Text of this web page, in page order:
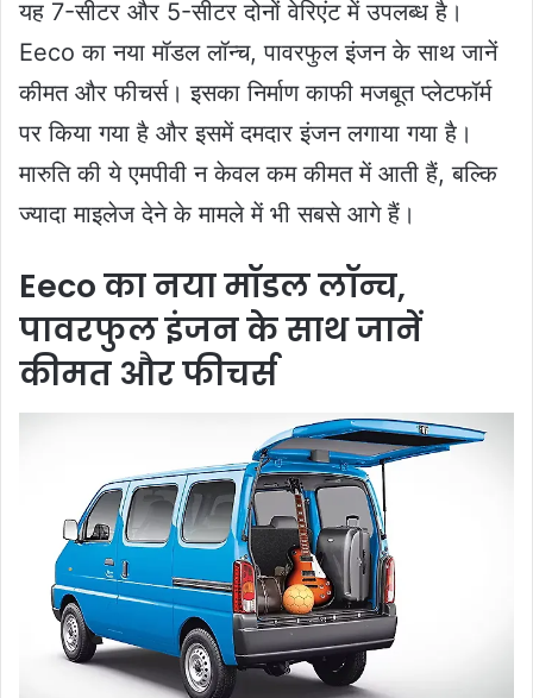
यह 7-सीटर और 5-सीटर दोनों वेरिएंट में उपलब्ध है।
Eeco का नया मॉडल लॉन्च, पावरफुल इंजन के साथ जानें
कीमत और फीचर्स। इसका निर्माण काफी मजबूत प्लेटफॉर्म
पर किया गया है और इसमें दमदार इंजन लगाया गया है।
मारुति की ये एमपीवी न केवल कम कीमत में आती हैं, बल्कि
ज्यादा माइलेज देने के मामले में भी सबसे आगे हैं।
Eeco का नया मॉडल लॉन्च,
पावरफुल इंजन के साथ जानें
कीमत और फीचर्स